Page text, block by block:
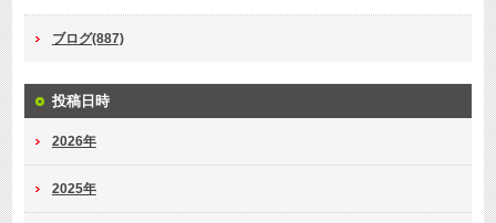
ブログ(887)
投稿日時
2026年
2025年